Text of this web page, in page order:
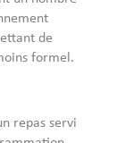
de
formel.
repas servi